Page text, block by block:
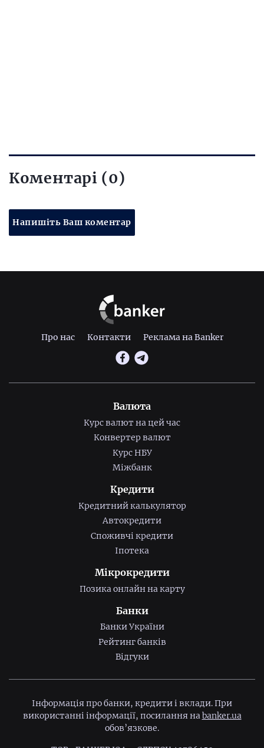
Коментарі (0)
Напишіть Ваш коментар
Про нас Контакти Реклама на Banker
Валюта
Курс валют на цей час
Конвертер валют
Курс НБУ
Міжбанк
Кредити
Кредитний калькулятор
Автокредити
Споживчі кредити
Іпотека
Мікрокредити
Позика онлайн на карту
Банки
Банки України
Рейтинг банків
Відгуки
Інформація про банки, кредити і вклади. При
використанні інформації, посилання наbanker.ua
обов’язкове.